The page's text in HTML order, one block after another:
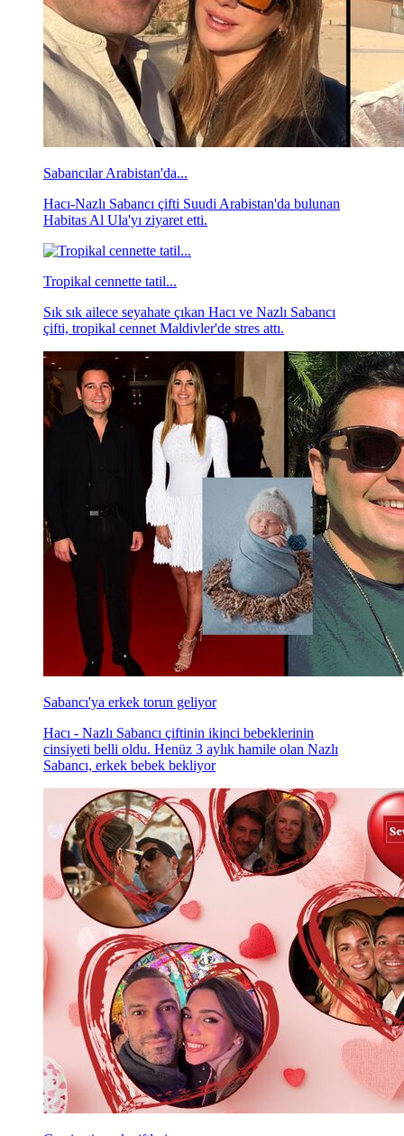
Sabancılar Arabistan'da...
Hacı-Nazlı Sabancı çifti Suudi Arabistan'da bulunan
Habitas Al Ula'yı ziyaret etti.
Tropikal cennette tatil...
Sık sık ailece seyahate çıkan Hacı ve Nazlı Sabancı
çifti, tropikal cennet Maldivler'de stres attı.
Sabancı'ya erkek torun geliyor
Hacı - Nazlı Sabancı çiftinin ikinci bebeklerinin
cinsiyeti belli oldu. Henüz 3 aylık hamile olan Nazlı
Sabancı, erkek bebek bekliyor